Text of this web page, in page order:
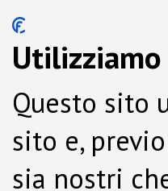
Questo sito
sito e,
sia nostri